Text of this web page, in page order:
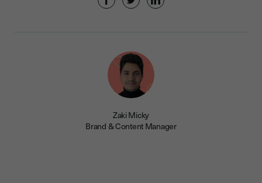
Zaki Micky
Brand & Content Manager